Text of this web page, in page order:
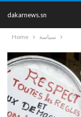
dakarnews.sn
Home سياسة